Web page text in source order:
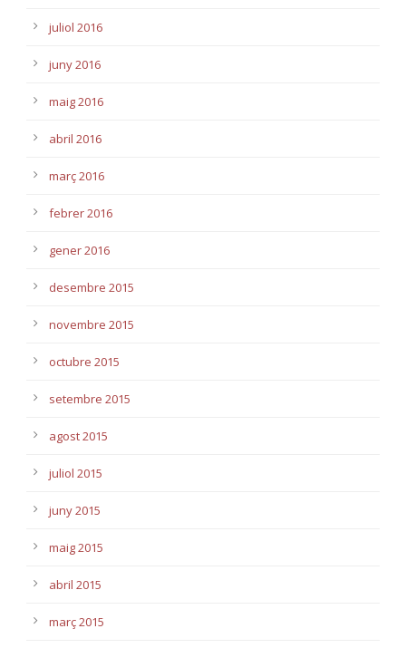
juliol 2016
juny 2016
maig 2016
abril 2016
març 2016
febrer 2016
gener 2016
desembre 2015
novembre 2015
octubre 2015
setembre 2015
agost 2015
juliol 2015
juny 2015
maig 2015
abril 2015
març 2015